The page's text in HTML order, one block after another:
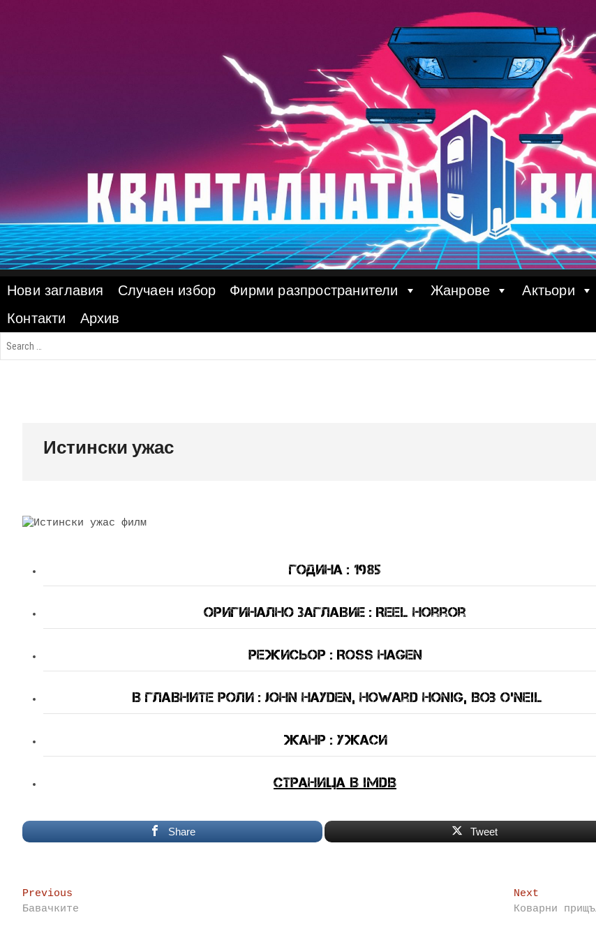
Нови заглавия Случаен избор Фирми разпространители Жанрове Актьори
Контакти
Архив
Истински ужас
Година : 1985
Оригинално Заглавие : Reel Horror
Режисьор : Ross Hagen
В Главните Роли : John Hayden, Howard Honig, Bob O’Neil
Жанр : ужаси
Страница в IMDB
Share Tweet
Post
navigation
Previous
post:
Бавачките
Next
post:
Коварни